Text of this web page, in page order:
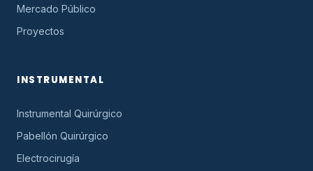
Mercado Público
Proyectos
INSTRUMENTAL
Instrumental Quirúrgico
Pabellón Quirúrgico
Electrocirugía